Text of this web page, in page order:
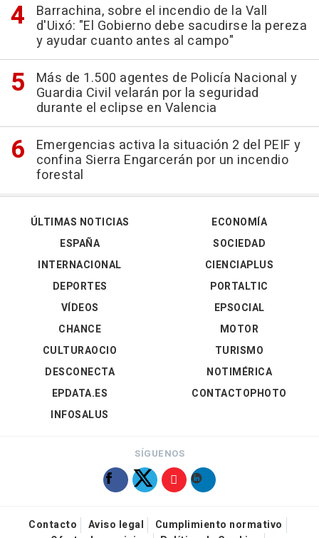
Barrachina, sobre el incendio de la Vall
d'Uixó: "El Gobierno debe sacudirse la pereza
y ayudar cuanto antes al campo"
Más de 1.500 agentes de Policía Nacional y
Guardia Civil velarán por la seguridad
durante el eclipse en Valencia
Emergencias activa la situación 2 del PEIF y
confina Sierra Engarcerán por un incendio
forestal
ÚLTIMAS NOTICIAS
ESPAÑA
INTERNACIONAL
DEPORTES
VÍDEOS
ECONOMÍA
SOCIEDAD
CIENCIAPLUS
PORTALTIC
EPSOCIAL
CHANCE
CULTURAOCIO
DESCONECTA
EPDATA.ES
INFOSALUS
MOTOR
TURISMO
NOTIMÉRICA
CONTACTOPHOTO
SÍGUENOS
Contacto Aviso legal
Cumplimiento normativo